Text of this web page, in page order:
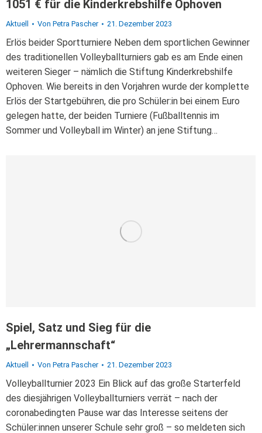
1051 € für die Kinderkrebshilfe Ophoven
Aktuell Von Petra Pascher 21. Dezember 2023
Erlös beider Sportturniere Neben dem sportlichen Gewinner
des traditionellen Volleyballturniers gab es am Ende einen
weiteren Sieger – nämlich die Stiftung Kinderkrebshilfe
Ophoven. Wie bereits in den Vorjahren wurde der komplette
Erlös der Startgebühren, die pro Schüler:in bei einem Euro
gelegen hatte, der beiden Turniere (Fußballtennis im
Sommer und Volleyball im Winter) an jene Stiftung…
Spiel, Satz und Sieg für die
„Lehrermannschaft“
Aktuell Von Petra Pascher 21. Dezember 2023
Volleyballturnier 2023 Ein Blick auf das große Starterfeld
des diesjährigen Volleyballturniers verrät – nach der
coronabedingten Pause war das Interesse seitens der
Schüler:innen unserer Schule sehr groß – so meldeten sich